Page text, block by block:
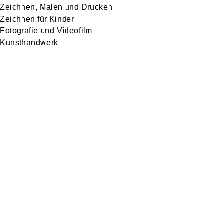
Zeichnen, Malen und Drucken
Zeichnen für Kinder
Fotografie und Videofilm
Kunsthandwerk